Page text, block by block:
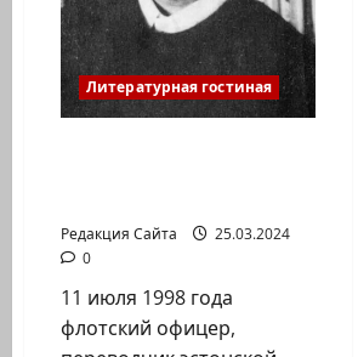
Литературная гостиная
Редакция Сайта
25.03.2024
0
11 июля 1998 года
флотский офицер,